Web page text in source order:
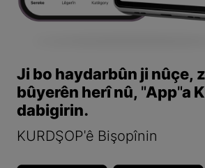
Ji bo haydarbûn ji nûçe,
bûyerên herî nû, "App"a
dabigirin.
KURDŞOP'ê Bişopînin